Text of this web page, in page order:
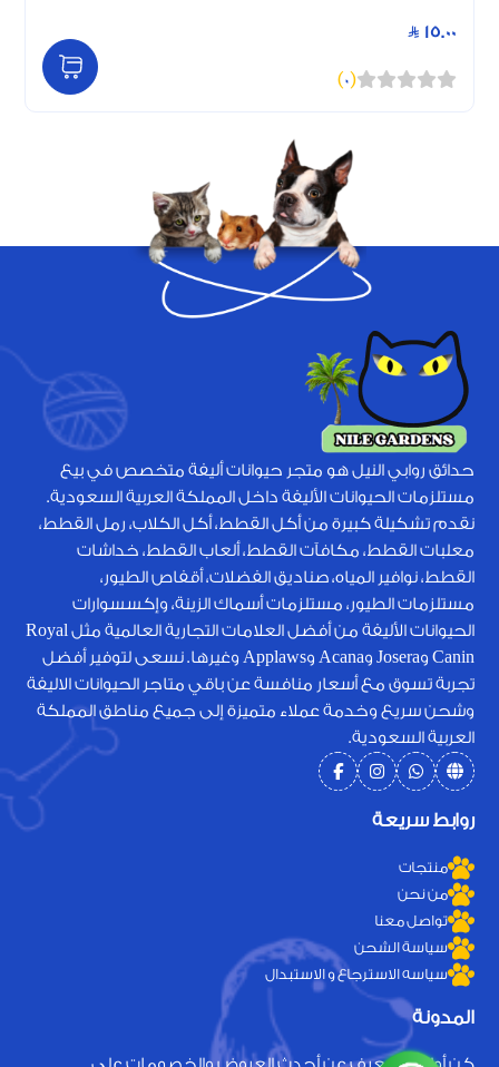
15.00
(
0
)
حدائق روابي النيل هو متجر حيوانات أليفة متخصص في بيع
مستلزمات الحيوانات الأليفة داخل المملكة العربية السعودية.
نقدم تشكيلة كبيرة من أكل القطط، أكل الكلاب، رمل القطط،
معلبات القطط، مكافآت القطط، ألعاب القطط، خداشات
القطط، نوافير المياه، صناديق الفضلات، أقفاص الطيور،
مستلزمات الطيور، مستلزمات أسماك الزينة، وإكسسوارات
الحيوانات الأليفة من أفضل العلامات التجارية العالمية مثل Royal
Canin وJosera وAcana وApplaws وغيرها. نسعى لتوفير أفضل
تجربة تسوق مع أسعار منافسة عن باقي متاجر الحيوانات الاليفة
وشحن سريع وخدمة عملاء متميزة إلى جميع مناطق المملكة
العربية السعودية.
روابط سريعة
منتجات
من نحن
تواصل معنا
سياسة الشحن
سياسه الاسترجاع و الاستبدال
المدونة